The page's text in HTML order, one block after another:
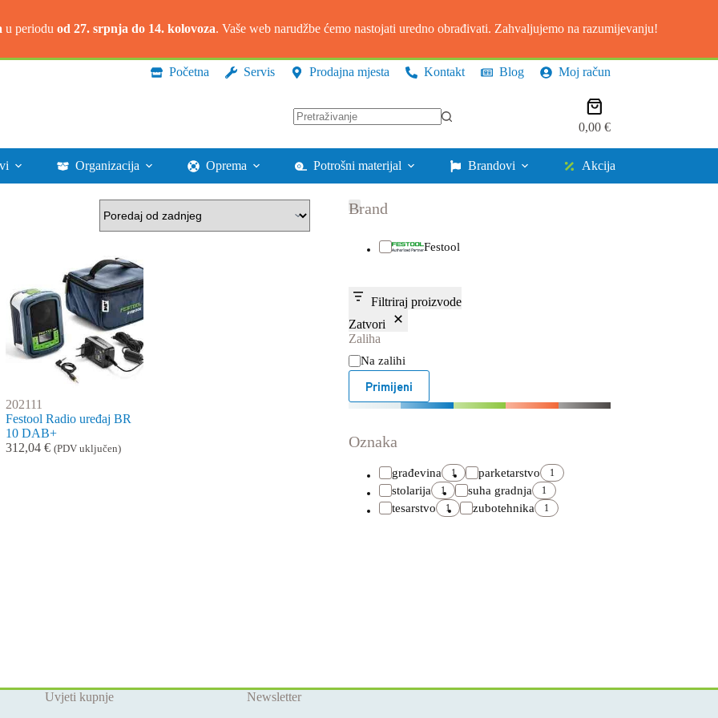
u periodu od 27. srpnja do 14. kolovoza. Vaše web narudžbe ćemo nastojati uredno obrađivati. Zahvaljujemo na razumijevanju!
Početna Servis Prodajna mjesta Kontakt Blog Moj račun
rezultata.
Košarica
0,00 €
Organizacija Oprema Potrošni materijal Brandovi Akcija
202111
Festool Radio uređaj BR
10 DAB+
312,04€ (PDV uključen)
Brand
Festool
Filtriraj proizvode
Zatvori
Zaliha
Status
Na zalihi
Primijeni
Oznaka
građevina 1 parketarstvo 1
stolarija 1 suha gradnja 1
tesarstvo 1 zubotehnika 1
Uvjeti kupnje
Newsletter